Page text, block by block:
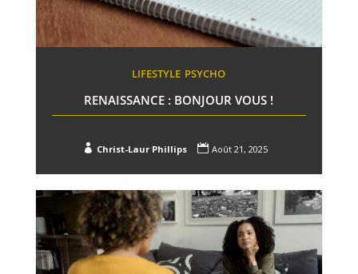
LIFESTYLE PSYCHO
RENAISSANCE : BONJOUR VOUS !
 Christ-Laur Phillips  Août 21, 2025